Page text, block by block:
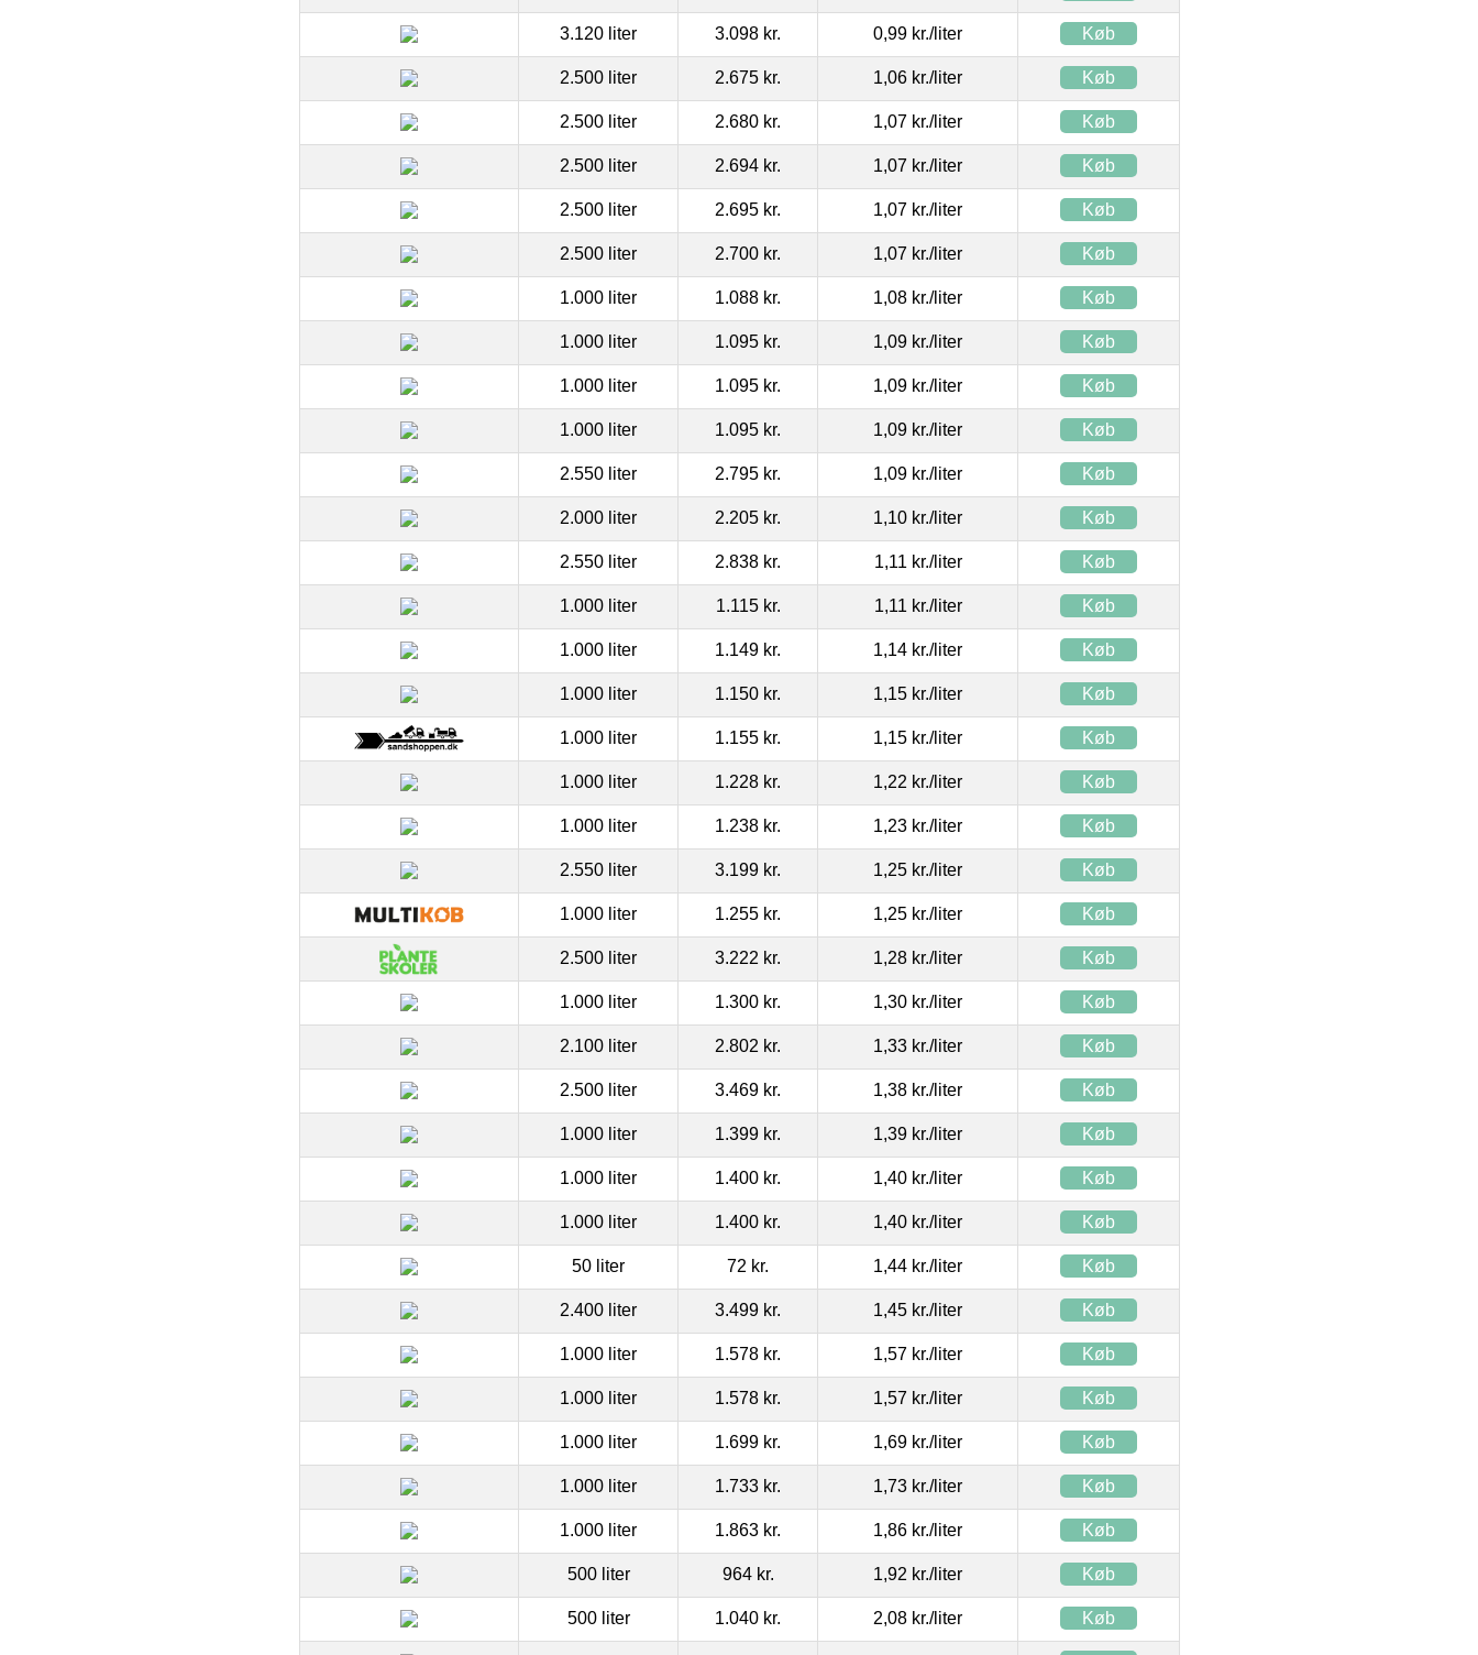
3.120 liter 3.098 kr. 0,99 kr./liter Køb
2.500 liter 2.675 kr. 1,06 kr./liter Køb
2.500 liter 2.680 kr. 1,07 kr./liter Køb
2.500 liter 2.694 kr. 1,07 kr./liter Køb
2.500 liter 2.695 kr. 1,07 kr./liter Køb
2.500 liter 2.700 kr. 1,07 kr./liter Køb
1.000 liter 1.088 kr. 1,08 kr./liter Køb
1.000 liter 1.095 kr. 1,09 kr./liter Køb
1.000 liter 1.095 kr. 1,09 kr./liter Køb
1.000 liter 1.095 kr. 1,09 kr./liter Køb
2.550 liter 2.795 kr. 1,09 kr./liter Køb
2.000 liter 2.205 kr. 1,10 kr./liter Køb
2.550 liter 2.838 kr. 1,11 kr./liter Køb
1.000 liter 1.115 kr. 1,11 kr./liter Køb
1.000 liter 1.149 kr. 1,14 kr./liter Køb
1.000 liter 1.150 kr. 1,15 kr./liter Køb
1.000 liter 1.155 kr. 1,15 kr./liter Køb
1.000 liter 1.228 kr. 1,22 kr./liter Køb
1.000 liter 1.238 kr. 1,23 kr./liter Køb
2.550 liter 3.199 kr. 1,25 kr./liter Køb
1.000 liter 1.255 kr. 1,25 kr./liter Køb
2.500 liter 3.222 kr. 1,28 kr./liter Køb
1.000 liter 1.300 kr. 1,30 kr./liter Køb
2.100 liter 2.802 kr. 1,33 kr./liter Køb
2.500 liter 3.469 kr. 1,38 kr./liter Køb
1.000 liter 1.399 kr. 1,39 kr./liter Køb
1.000 liter 1.400 kr. 1,40 kr./liter Køb
1.000 liter 1.400 kr. 1,40 kr./liter Køb
50 liter 72 kr. 1,44 kr./liter Køb
2.400 liter 3.499 kr. 1,45 kr./liter Køb
1.000 liter 1.578 kr. 1,57 kr./liter Køb
1.000 liter 1.578 kr. 1,57 kr./liter Køb
1.000 liter 1.699 kr. 1,69 kr./liter Køb
1.000 liter 1.733 kr. 1,73 kr./liter Køb
1.000 liter 1.863 kr. 1,86 kr./liter Køb
500 liter 964 kr. 1,92 kr./liter Køb
500 liter 1.040 kr. 2,08 kr./liter Køb